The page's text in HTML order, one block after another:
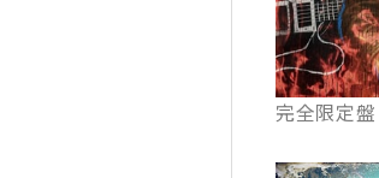
完全限定盤